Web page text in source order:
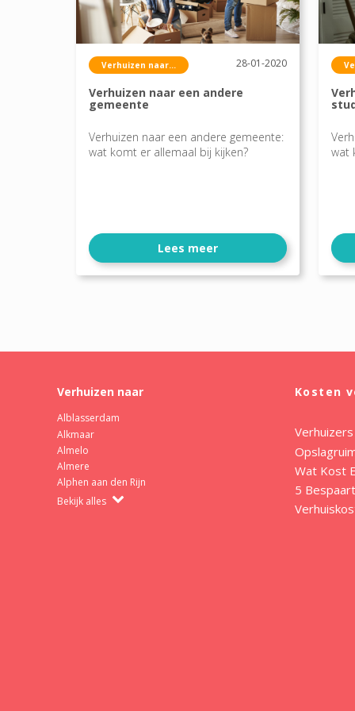
Verhuizen naar... 28-01-2020
Verhuizen naar een andere
gemeente
Verhuizen naar een andere gemeente:
wat komt er allemaal bij kijken?
Lees meer
wat
Verhuizen naar
Alblasserdam
Alkmaar
Almelo
Almere
Alphen aan den Rijn
Bekijk alles
Kosten
Wat Kost
5